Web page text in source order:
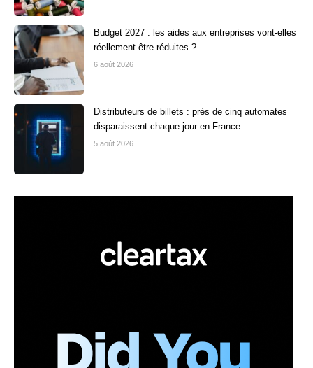
Budget 2027 : les aides aux entreprises vont-elles
réellement être réduites ?
6 août 2026
Distributeurs de billets : près de cinq automates
disparaissent chaque jour en France
5 août 2026